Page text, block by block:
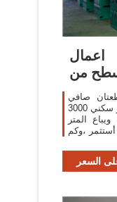
اعمال
من
صافي
160م سعر المتر 12000 وسعر البيع للمتر سكني 3000
والأخرى 300م وسعر المتر فيها 3100 ويباع المتر
أستثمر ،وكم
السعر